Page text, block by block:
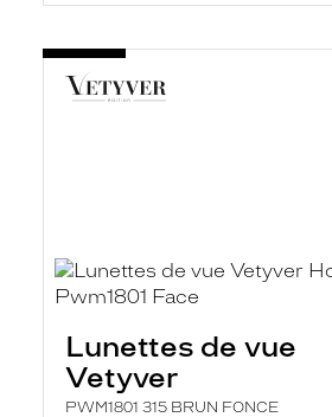
Lunettes de vue
Vetyver
PWM1801 315 BRUN FONCE